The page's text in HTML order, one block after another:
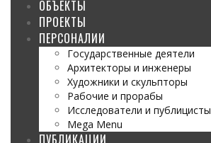
ОБЪЕКТЫ
ПРОЕКТЫ
ПЕРСОНАЛИИ
Государственные деятели
Архитекторы и инженеры
Художники и скульпторы
Рабочие и прорабы
Исследователи и публицисты
Mega Menu
ПУБЛИКАЦИИ